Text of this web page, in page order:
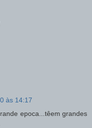
às 14:17
epoca...têem grandes